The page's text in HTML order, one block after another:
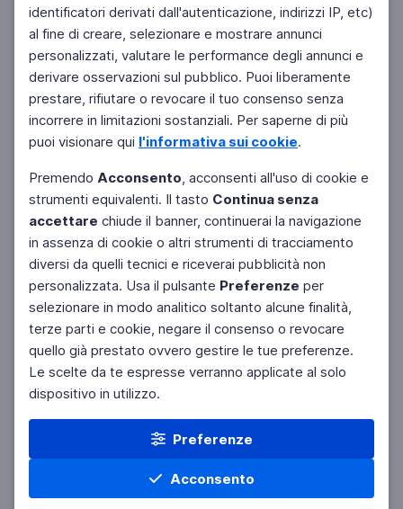
identificatori derivati dall'autenticazione, indirizzi IP, etc)
al fine di creare, selezionare e mostrare annunci
personalizzati, valutare le performance degli annunci e
derivare osservazioni sul pubblico. Puoi liberamente
prestare, rifiutare o revocare il tuo consenso senza
incorrere in limitazioni sostanziali. Per saperne di più
puoi visionare qui l'informativa sui cookie.
Premendo Acconsento, acconsenti all'uso di cookie e
strumenti equivalenti. Il tasto Continua senza
accettare chiude il banner, continuerai la navigazione
in assenza di cookie o altri strumenti di tracciamento
diversi da quelli tecnici e riceverai pubblicità non
personalizzata. Usa il pulsante Preferenze per
selezionare in modo analitico soltanto alcune finalità,
terze parti e cookie, negare il consenso o revocare
quello già prestato ovvero gestire le tue preferenze.
Le scelte da te espresse verranno applicate al solo
dispositivo in utilizzo.
Preferenze
Acconsento